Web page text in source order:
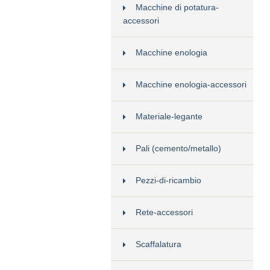
Macchine di potatura-
accessori
Macchine enologia
Macchine enologia-accessori
Materiale-legante
Pali (cemento/metallo)
Pezzi-di-ricambio
Rete-accessori
Scaffalatura